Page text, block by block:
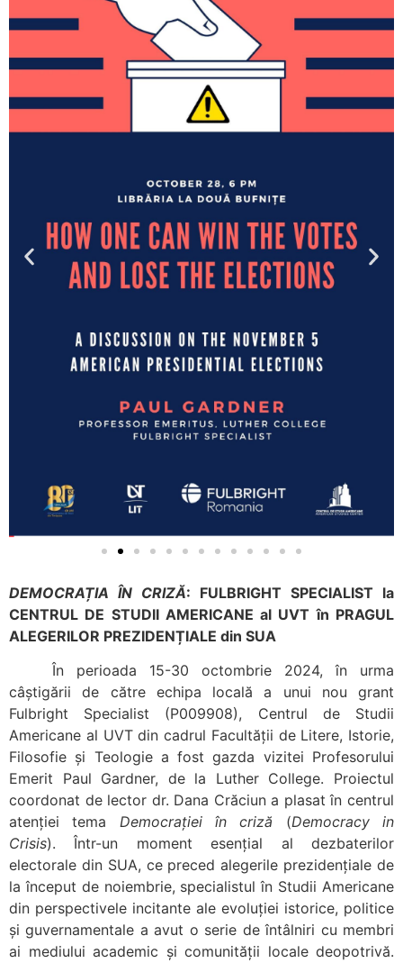
DEMOCRAȚIA ÎN CRIZĂ: FULBRIGHT SPECIALIST la
CENTRUL DE STUDII AMERICANE al UVT în PRAGUL
ALEGERILOR PREZIDENȚIALE din SUA
În perioada 15-30 octombrie 2024, în urma
câștigării de către echipa locală a unui nou grant
Fulbright Specialist (P009908), Centrul de Studii
Americane al UVT din cadrul Facultății de Litere, Istorie,
Filosofie și Teologie a fost gazda vizitei Profesorului
Emerit Paul Gardner, de la Luther College. Proiectul
coordonat de lector dr. Dana Crăciun a plasat în centrul
atenției tema Democrației în criză (Democracy in
Crisis). Într-un moment esențial al dezbaterilor
electorale din SUA, ce preced alegerile prezidențiale de
la început de noiembrie, specialistul în Studii Americane
din perspectivele incitante ale evoluției istorice, politice
și guvernamentale a avut o serie de întâlniri cu membri
ai mediului academic și comunității locale deopotrivă.